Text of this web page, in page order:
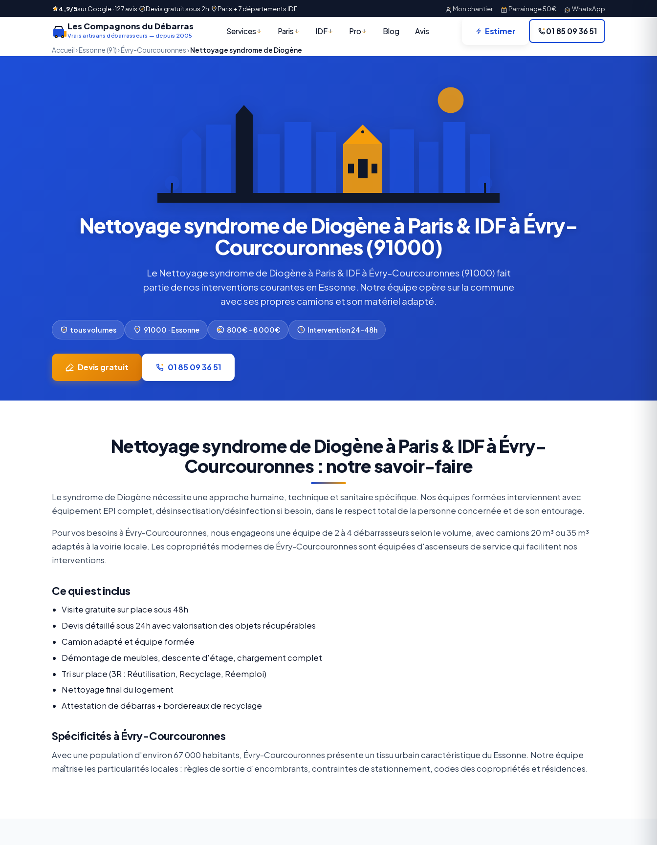
4,9/5sur Google · 127 avis· Devis gratuit sous 2h· Paris + 7 départements IDF Mon chantier Parrainage 50€ WhatsApp
Les Compagnons du Débarras
Vrais artisans débarrasseurs — depuis 2005 Services Paris IDF Pro Blog Avis Estimer 01 85 09 36 51
Accueil›Essonne (91)›Évry-Courcouronnes›Nettoyage syndrome de Diogène
Nettoyage syndrome de Diogène à Paris & IDF à Évry-
Courcouronnes (91000)
Le Nettoyage syndrome de Diogène à Paris & IDF à Évry-Courcouronnes (91000) fait
partie de nos interventions courantes en Essonne. Notre équipe opère sur la commune
avec ses propres camions et son matériel adapté.
tous volumes 91000 · Essonne 800€ – 8 000€ Intervention 24-48h
Devis gratuit 01 85 09 36 51
Nettoyage syndrome de Diogène à Paris & IDF à Évry-
Courcouronnes : notre savoir-faire
Le syndrome de Diogène nécessite une approche humaine, technique et sanitaire spécifique. Nos équipes formées interviennent avec
équipement EPI complet, désinsectisation/désinfection si besoin, dans le respect total de la personne concernée et de son entourage.
Pour vos besoins à Évry-Courcouronnes, nous engageons une équipe de 2 à 4 débarrasseurs selon le volume, avec camions 20 m³ ou 35 m³
adaptés à la voirie locale. Les copropriétés modernes de Évry-Courcouronnes sont équipées d'ascenseurs de service qui facilitent nos
interventions.
Ce qui est inclus
Visite gratuite sur place sous 48h
Devis détaillé sous 24h avec valorisation des objets récupérables
Camion adapté et équipe formée
Démontage de meubles, descente d'étage, chargement complet
Tri sur place (3R : Réutilisation, Recyclage, Réemploi)
Nettoyage final du logement
Attestation de débarras + bordereaux de recyclage
Spécificités à Évry-Courcouronnes
Avec une population d'environ 67 000 habitants, Évry-Courcouronnes présente un tissu urbain caractéristique du Essonne. Notre équipe
maîtrise les particularités locales : règles de sortie d'encombrants, contraintes de stationnement, codes des copropriétés et résidences.